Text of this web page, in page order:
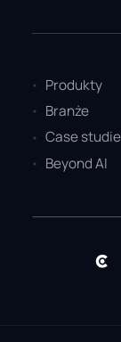
Produkty
Branże
Case
Beyond AI